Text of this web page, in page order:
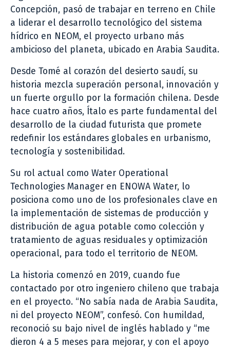
Concepción, pasó de trabajar en terreno en Chile
a liderar el desarrollo tecnológico del sistema
hídrico en NEOM, el proyecto urbano más
ambicioso del planeta, ubicado en Arabia Saudita.
Desde Tomé al corazón del desierto saudí, su
historia mezcla superación personal, innovación y
un fuerte orgullo por la formación chilena. Desde
hace cuatro años, Ítalo es parte fundamental del
desarrollo de la ciudad futurista que promete
redefinir los estándares globales en urbanismo,
tecnología y sostenibilidad.
Su rol actual como Water Operational
Technologies Manager en ENOWA Water, lo
posiciona como uno de los profesionales clave en
la implementación de sistemas de producción y
distribución de agua potable como colección y
tratamiento de aguas residuales y optimización
operacional, para todo el territorio de NEOM.
La historia comenzó en 2019, cuando fue
contactado por otro ingeniero chileno que trabaja
en el proyecto. “No sabía nada de Arabia Saudita,
ni del proyecto NEOM”, confesó. Con humildad,
reconoció su bajo nivel de inglés hablado y “me
dieron 4 a 5 meses para mejorar, y con el apoyo